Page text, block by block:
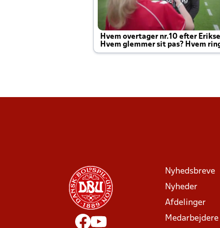
Hvem overtager nr.10 efter
Hvem glemmer sit pas? Hvem
Joachim altid til efter kampe?
Nyhedsbreve
Nyheder
Afdelinger
Medarbejdere